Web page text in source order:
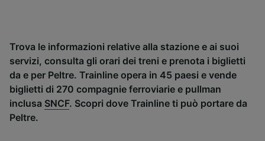
Trova le informazioni relative alla stazione e ai suoi
servizi, consulta gli orari dei treni e prenota i biglietti
da e per Peltre. Trainline opera in 45 paesi e vende
biglietti di 270 compagnie ferroviarie e pullman
inclusa SNCF. Scopri dove Trainline ti può portare da
Peltre.